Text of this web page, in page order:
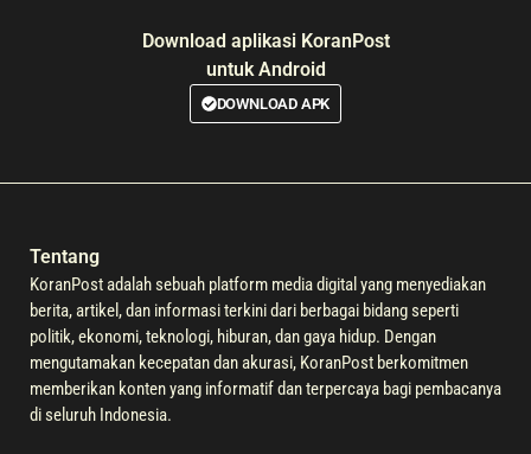
Download aplikasi KoranPost
untuk Android
DOWNLOAD APK
Tentang
KoranPost adalah sebuah platform media digital yang menyediakan
berita, artikel, dan informasi terkini dari berbagai bidang seperti
politik, ekonomi, teknologi, hiburan, dan gaya hidup. Dengan
mengutamakan kecepatan dan akurasi, KoranPost berkomitmen
memberikan konten yang informatif dan terpercaya bagi pembacanya
di seluruh Indonesia.